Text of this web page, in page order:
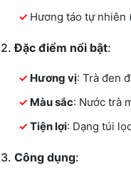
Hương táo tự nhiên
2.Đặc điểm nổi bật:
Hương vị: Trà đen
Màu sắc: Nước trà
Tiện lợi: Dạng túi
3. Công dụng: